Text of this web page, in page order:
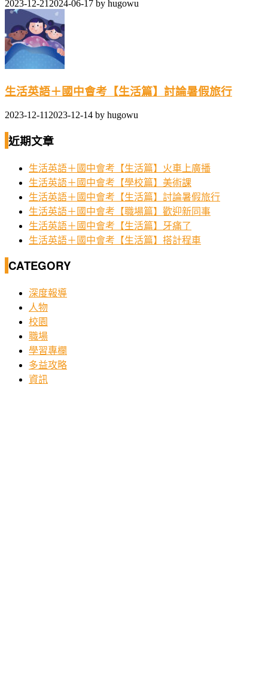
2023-12-21 2024-06-17 by hugowu
生活英語＋國中會考【生活篇】討論暑假旅行
2023-12-11 2023-12-14 by hugowu
近期文章
生活英語＋國中會考【生活篇】火車上廣播
生活英語＋國中會考【學校篇】美術課
生活英語＋國中會考【生活篇】討論暑假旅行
生活英語＋國中會考【職場篇】歡迎新同事
生活英語＋國中會考【生活篇】牙痛了
生活英語＋國中會考【生活篇】搭計程車
CATEGORY
深度報導
人物
校園
職場
學習專欄
多益攻略
資訊